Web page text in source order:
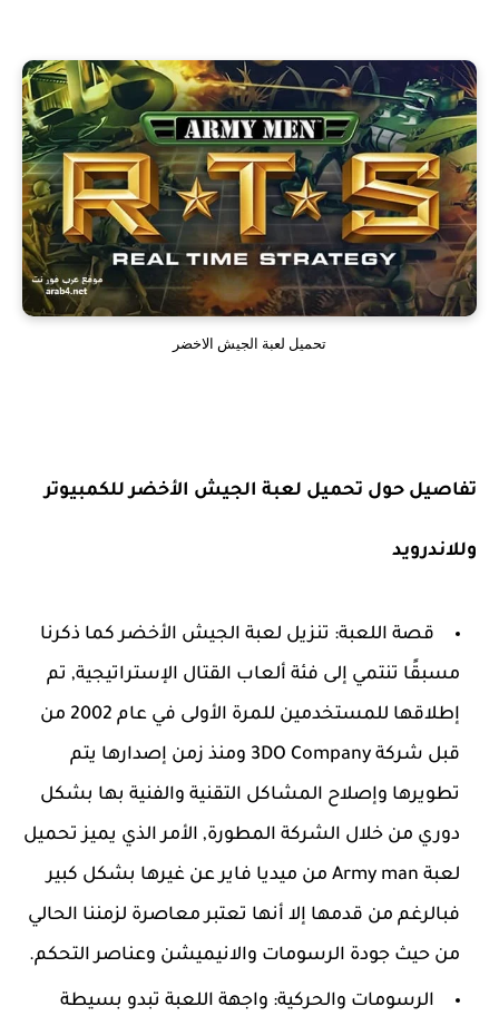
تحميل لعبة الجيش الاخضر
تفاصيل حول تحميل لعبة الجيش الأخضر للكمبيوتر
وللاندرويد
قصة اللعبة: تنزيل لعبة الجيش الأخضر كما ذكرنا
مسبقًا تنتمي إلى فئة ألعاب القتال الإستراتيجية, تم
إطلاقها للمستخدمين للمرة الأولى في عام 2002 من
قبل شركة 3DO Company ومنذ زمن إصدارها يتم
تطويرها وإصلاح المشاكل التقنية والفنية بها بشكل
دوري من خلال الشركة المطورة, الأمر الذي يميز تحميل
لعبة Army man من ميديا فاير عن غيرها بشكل كبير
فبالرغم من قدمها إلا أنها تعتبر معاصرة لزمننا الحالي
من حيث جودة الرسومات والانيميشن وعناصر التحكم.
الرسومات والحركية: واجهة اللعبة تبدو بسيطة